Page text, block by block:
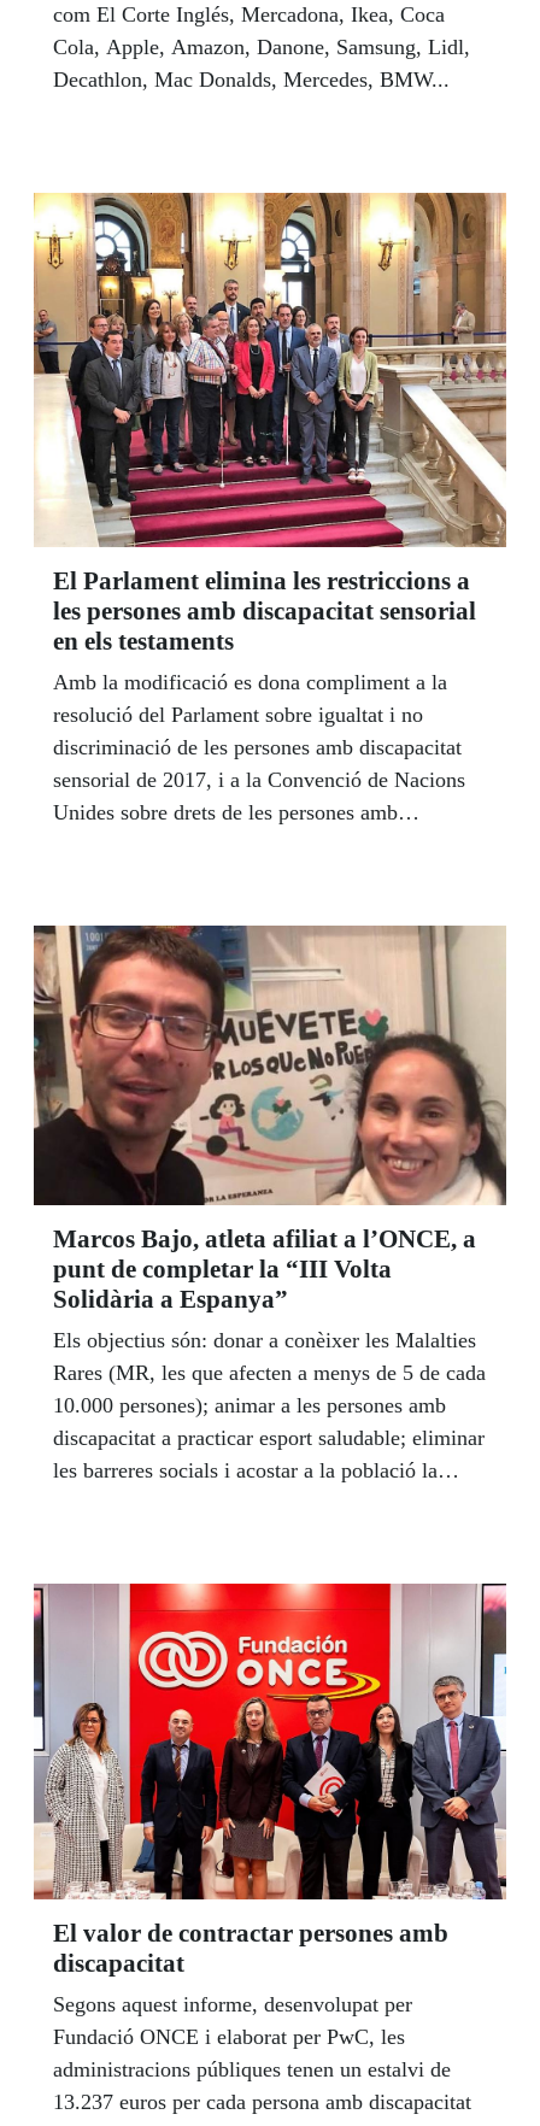
com El Corte Inglés, Mercadona, Ikea, Coca
Cola, Apple, Amazon, Danone, Samsung, Lidl,
Decathlon, Mac Donalds, Mercedes, BMW...
El Parlament elimina les restriccions a
les persones amb discapacitat sensorial
en els testaments
Amb la modificació es dona compliment a la
resolució del Parlament sobre igualtat i no
discriminació de les persones amb discapacitat
sensorial de 2017, i a la Convenció de Nacions
Unides sobre drets de les persones amb
Marcos Bajo, atleta afiliat a l’ONCE, a
punt de completar la “III Volta
Solidària a Espanya”
Els objectius són: donar a conèixer les Malalties
Rares (MR, les que afecten a menys de 5 de cada
10.000 persones); animar a les persones amb
discapacitat a practicar esport saludable; eliminar
les barreres socials i acostar a la població la
El valor de contractar persones amb
discapacitat
Segons aquest informe, desenvolupat per
Fundació ONCE i elaborat per PwC, les
administracions públiques tenen un estalvi de
13.237 euros per cada persona amb discapacitat